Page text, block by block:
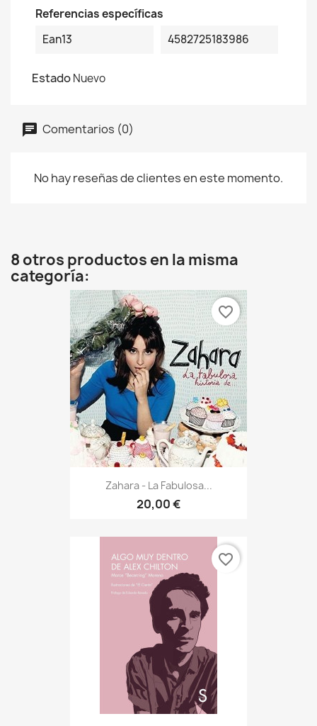
Referencias específicas
Ean13
4582725183986
EstadoNuevo
Comentarios (0)
No hay reseñas de clientes en este momento.
8 otros productos en la misma
categoría:
Zahara - La Fabulosa...
20,00 €
favorite_border
favorite_border